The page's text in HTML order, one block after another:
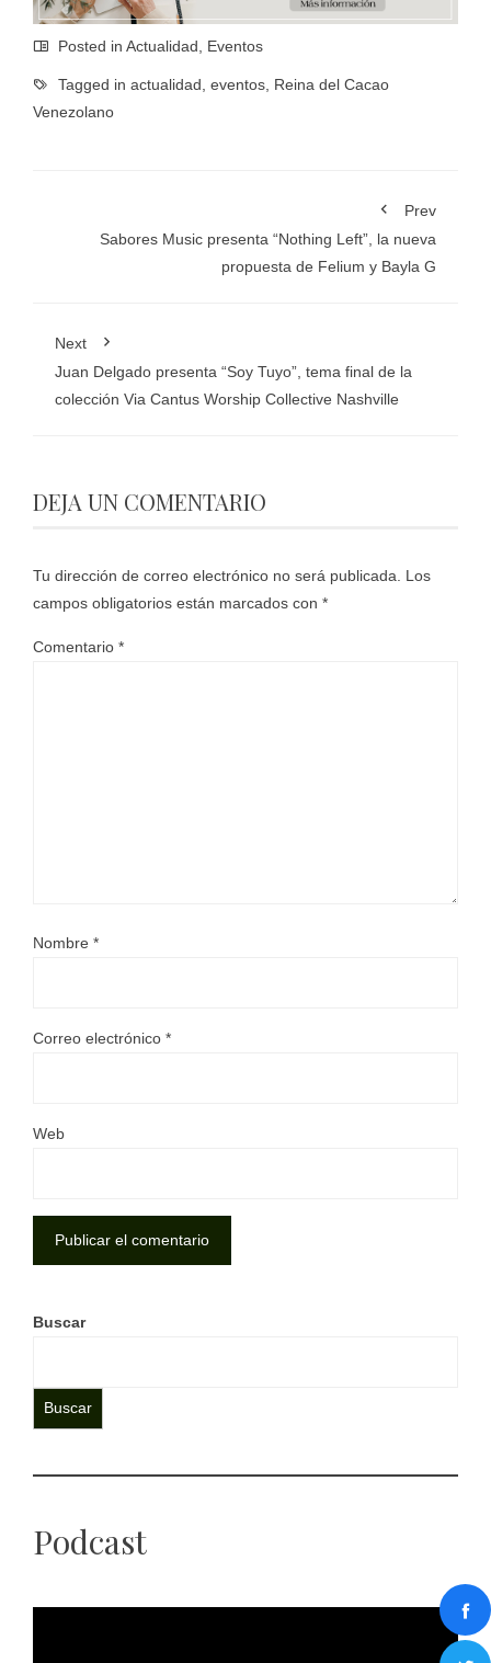
Posted in Actualidad Eventos
Tagged in actualidad eventos Reina del Cacao
Venezolano
Prev
Sabores Music presenta “Nothing Left”, la nueva
propuesta de Felium y Bayla G
Next
Juan Delgado presenta “Soy Tuyo”, tema final de la
colección Via Cantus Worship Collective Nashville
DEJA UN COMENTARIO
Tu dirección de correo electrónico no será publicada.
Los
campos obligatorios están marcados con *
Comentario *
Nombre *
Correo electrónico *
Web
Buscar
Buscar
Podcast